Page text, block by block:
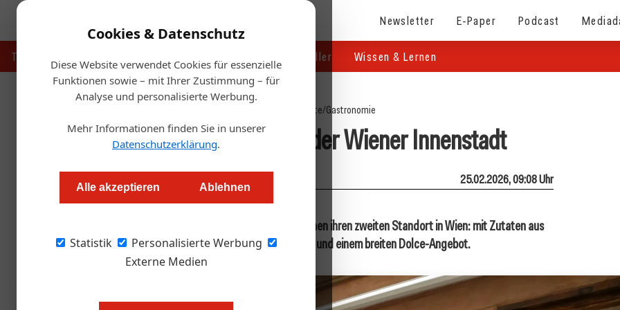
Cookies & Datenschutz
Diese Website verwendet Cookies für essenzielle
Funktionen sowie – mit Ihrer Zustimmung – für
Analyse und personalisierte Werbung.
Mehr Informationen finden Sie in unserer
Datenschutzerklärung.
Alle akzeptieren Ablehnen
Statistik
Personalisierte Werbung
Externe Medien
Newsletter E-Paper Podcast
Touristik Handel & Hersteller Wissen & Lernen
Startseite/Gastronomie
Cocore eröffnet in der Wiener Innenstadt
Redaktion.OEGZ 25.02.2026, 09:08 Uhr
Giuliana Migliaccio und Emiliano Esposito eröffnen ihren zweiten Standort in Wien: mit Zutaten aus
eigener Landwirtschaft, handgezogener Pasta und einem breiten Dolce-Angebot.